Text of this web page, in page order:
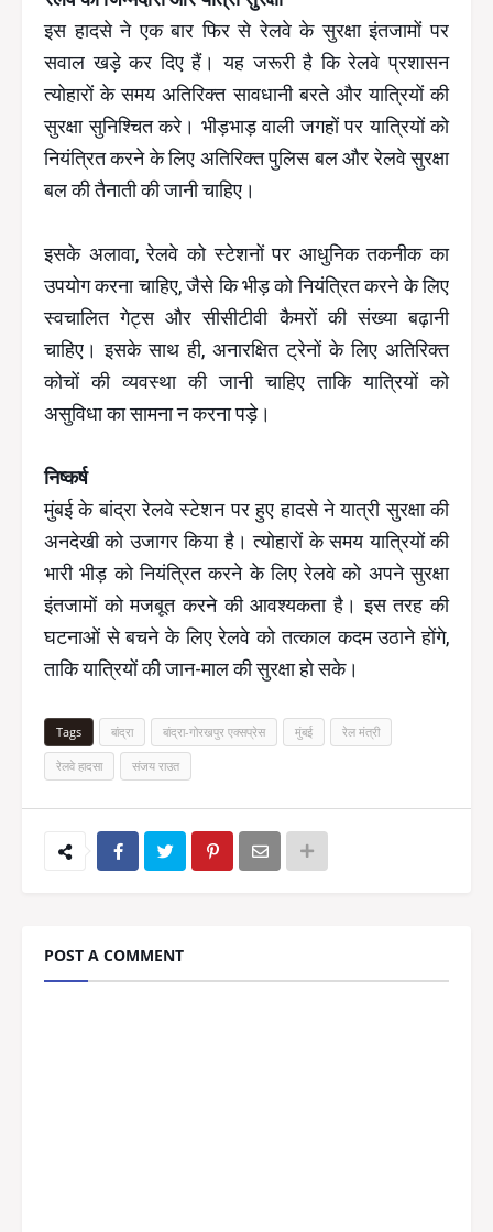
इस हादसे ने एक बार फिर से रेलवे के सुरक्षा इंतजामों पर
सवाल खड़े कर दिए हैं। यह जरूरी है कि रेलवे प्रशासन
त्योहारों के समय अतिरिक्त सावधानी बरते और यात्रियों की
सुरक्षा सुनिश्चित करे। भीड़भाड़ वाली जगहों पर यात्रियों को
नियंत्रित करने के लिए अतिरिक्त पुलिस बल और रेलवे सुरक्षा
बल की तैनाती की जानी चाहिए।
इसके अलावा, रेलवे को स्टेशनों पर आधुनिक तकनीक का
उपयोग करना चाहिए, जैसे कि भीड़ को नियंत्रित करने के लिए
स्वचालित गेट्स और सीसीटीवी कैमरों की संख्या बढ़ानी
चाहिए। इसके साथ ही, अनारक्षित ट्रेनों के लिए अतिरिक्त
कोचों की व्यवस्था की जानी चाहिए ताकि यात्रियों को
असुविधा का सामना न करना पड़े।
निष्कर्ष
मुंबई के बांद्रा रेलवे स्टेशन पर हुए हादसे ने यात्री सुरक्षा की
अनदेखी को उजागर किया है। त्योहारों के समय यात्रियों की
भारी भीड़ को नियंत्रित करने के लिए रेलवे को अपने सुरक्षा
इंतजामों को मजबूत करने की आवश्यकता है। इस तरह की
घटनाओं से बचने के लिए रेलवे को तत्काल कदम उठाने होंगे,
ताकि यात्रियों की जान-माल की सुरक्षा हो सके।
Tags बांद्रा बांद्रा-गोरखपुर एक्सप्रेस मुंबई रेल मंत्री
रेलवे हादसा संजय राउत
POST A COMMENT